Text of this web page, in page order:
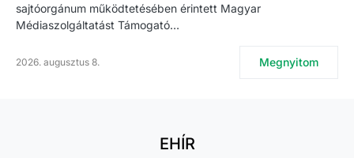
sajtóorgánum működtetésében érintett Magyar
Médiaszolgáltatást Támogató…
2026. augusztus 8. Megnyitom
EHÍR